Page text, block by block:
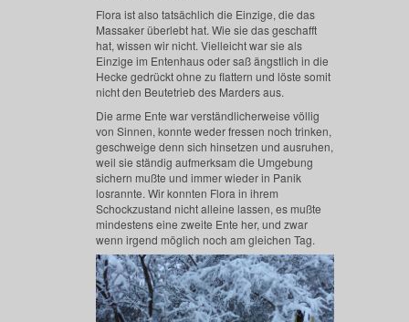
Flora ist also tatsächlich die Einzige, die das
Massaker überlebt hat. Wie sie das geschafft
hat, wissen wir nicht. Vielleicht war sie als
Einzige im Entenhaus oder saß ängstlich in die
Hecke gedrückt ohne zu flattern und löste somit
nicht den Beutetrieb des Marders aus.
Die arme Ente war verständlicherweise völlig
von Sinnen, konnte weder fressen noch trinken,
geschweige denn sich hinsetzen und ausruhen,
weil sie ständig aufmerksam die Umgebung
sichern mußte und immer wieder in Panik
losrannte. Wir konnten Flora in ihrem
Schockzustand nicht alleine lassen, es mußte
mindestens eine zweite Ente her, und zwar
wenn irgend möglich noch am gleichen Tag.